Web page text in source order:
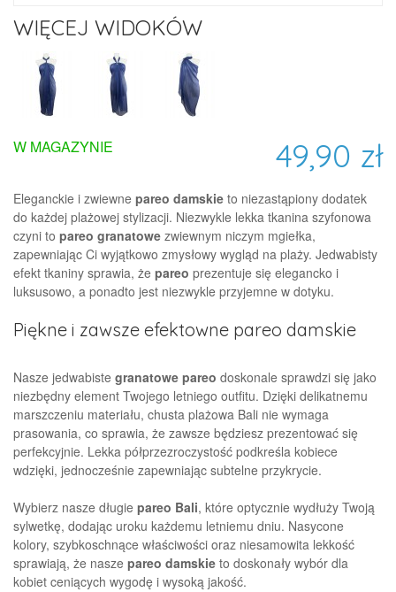
WIĘCEJ WIDOKÓW
49,90 zł
W MAGAZYNIE
Eleganckie i zwiewne pareo damskie to niezastąpiony dodatek
do każdej plażowej stylizacji. Niezwykle lekka tkanina szyfonowa
czyni to pareo granatowe zwiewnym niczym mgiełka,
zapewniając Ci wyjątkowo zmysłowy wygląd na plaży. Jedwabisty
efekt tkaniny sprawia, że pareo prezentuje się elegancko i
luksusowo, a ponadto jest niezwykle przyjemne w dotyku.
Piękne i zawsze efektowne pareo damskie
Nasze jedwabiste granatowe pareo doskonale sprawdzi się jako
niezbędny element Twojego letniego outfitu. Dzięki delikatnemu
marszczeniu materiału, chusta plażowa Bali nie wymaga
prasowania, co sprawia, że zawsze będziesz prezentować się
perfekcyjnie. Lekka półprzezroczystość podkreśla kobiece
wdzięki, jednocześnie zapewniając subtelne przykrycie.
Wybierz nasze długie pareo Bali, które optycznie wydłuży Twoją
sylwetkę, dodając uroku każdemu letniemu dniu. Nasycone
kolory, szybkoschnące właściwości oraz niesamowita lekkość
sprawiają, że nasze pareo damskie to doskonały wybór dla
kobiet ceniących wygodę i wysoką jakość.